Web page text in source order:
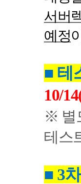
서버
예정
■ 테
10/
※ 별
테스
■ 3